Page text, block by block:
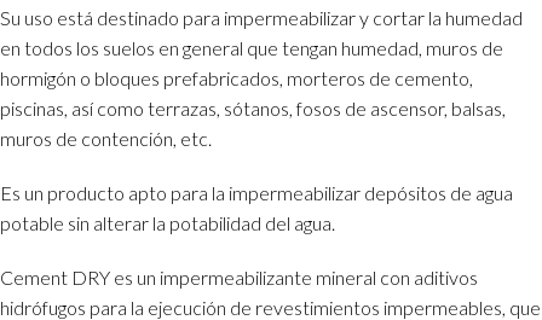
Su uso está destinado para impermeabilizar y cortar la humedad
en todos los suelos en general que tengan humedad, muros de
hormigón o bloques prefabricados, morteros de cemento,
piscinas, así como terrazas, sótanos, fosos de ascensor, balsas,
muros de contención, etc.
Es un producto apto para la impermeabilizar depósitos de agua
potable sin alterar la potabilidad del agua.
Cement DRY es un impermeabilizante mineral con aditivos
hidrófugos para la ejecución de revestimientos impermeables, que